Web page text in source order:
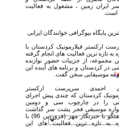
ایران زمین ، مشغول به فعالیت
است.
پایگاه بیوگرافی خوانندگان ایرانی
ارکستر فیلارمونیک کردستان با
به تازه ترین فعالیت های انجام گرفته
مجموعه، از جزییات حضور نوازنده
در کردستان و برنامه های آینده این
موسیقایی سخن گفت.
احمدی سرپرست ارکستر
کردستان که چندی پیش اجرای
را در چارچوب سی و دومین
موسیقی فجر پشت سر گذاشت
در گفتگو با خبرنگار مهر (فروردین 96) با
به تازه ترین فعالیت های این